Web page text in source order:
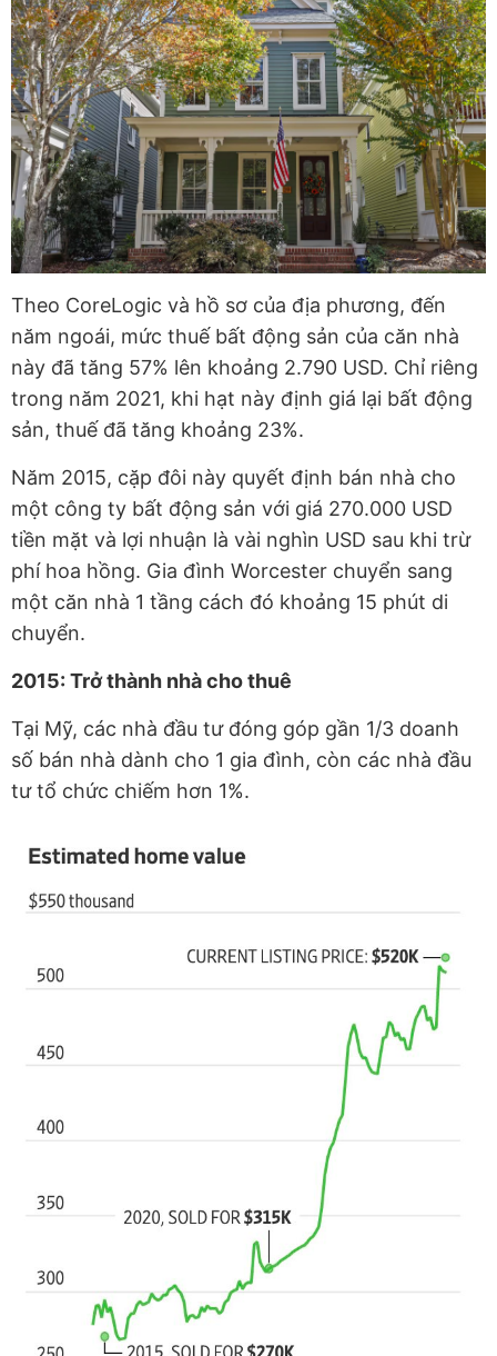
Theo CoreLogic và hồ sơ của địa phương, đến
năm ngoái, mức thuế bất động sản của căn nhà
này đã tăng 57% lên khoảng 2.790 USD. Chỉ riêng
trong năm 2021, khi hạt này định giá lại bất động
sản, thuế đã tăng khoảng 23%.
Năm 2015, cặp đôi này quyết định bán nhà cho
một công ty bất động sản với giá 270.000 USD
tiền mặt và lợi nhuận là vài nghìn USD sau khi trừ
phí hoa hồng. Gia đình Worcester chuyển sang
một căn nhà 1 tầng cách đó khoảng 15 phút di
chuyển.
2015: Trở thành nhà cho thuê
Tại Mỹ, các nhà đầu tư đóng góp gần 1/3 doanh
số bán nhà dành cho 1 gia đình, còn các nhà đầu
tư tổ chức chiếm hơn 1%.